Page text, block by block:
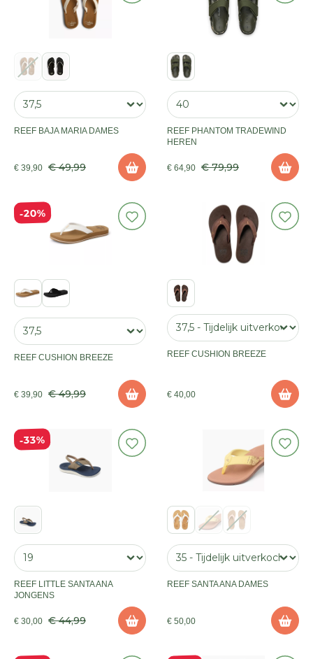
REEF BAJA MARIA DAMES
€ 39,90 € 49,99
REEF PHANTOM TRADEWIND
HEREN
€ 64,90 € 79,99
20%
REEF CUSHION BREEZE
€ 39,90 € 49,99
REEF CUSHION BREEZE
€ 40,00
33%
REEF LITTLE SANTA ANA
JONGENS
€ 30,00 € 44,99
REEF SANTA ANA DAMES
€ 50,00